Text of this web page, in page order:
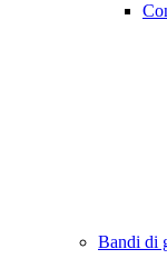
Bandi di